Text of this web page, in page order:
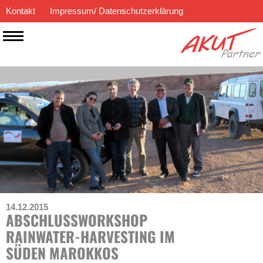
Kontakt Impressum/ Datenschutzerklärung
14.12.2015
ABSCHLUSSWORKSHOP
RAINWATER-HARVESTING IM
SÜDEN MAROKKOS